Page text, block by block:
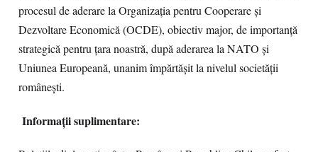
procesul de aderare la Organizația pentru Cooperare și
Dezvoltare Economică (OCDE), obiectiv major, de importanță
strategică pentru țara noastră, după aderarea la NATO și
Uniunea Europeană, unanim împărtășit la nivelul societății
românești.
Informații suplimentare: